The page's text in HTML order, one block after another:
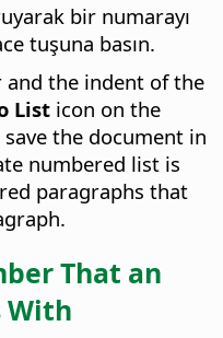
bir numarayı
tuşuna basın.
and the indent of the
List icon on the
save the document in
numbered list is
paragraphs that
That an
With